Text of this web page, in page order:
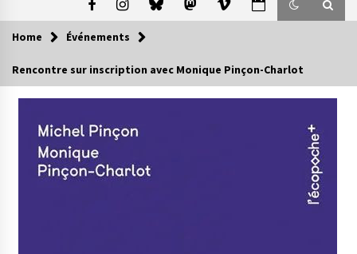
Home Événements
Rencontre sur inscription avec Monique Pinçon-Charlot